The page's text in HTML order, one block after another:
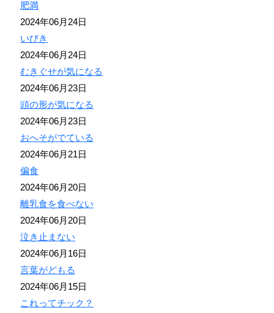
肥満
2024年06月24日
いびき
2024年06月24日
むきぐせが気になる
2024年06月23日
頭の形が気になる
2024年06月23日
おへそがでている
2024年06月21日
偏食
2024年06月20日
離乳食を食べない
2024年06月20日
泣き止まない
2024年06月16日
言葉がどもる
2024年06月15日
これってチック？